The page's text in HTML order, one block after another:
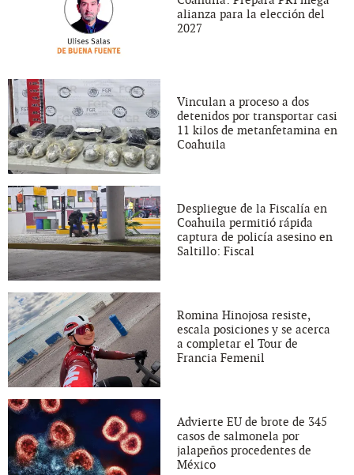
alianza para la elección del
2027
Vinculan a proceso a dos
detenidos por transportar casi
11 kilos de metanfetamina en
Coahuila
Despliegue de la Fiscalía en
Coahuila permitió rápida
captura de policía asesino en
Saltillo: Fiscal
Romina Hinojosa resiste,
escala posiciones y se acerca
a completar el Tour de
Francia Femenil
Advierte EU de brote de 345
casos de salmonela por
jalapeños procedentes de
México